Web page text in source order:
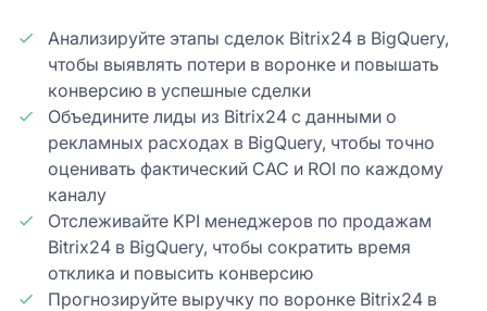
Анализируйте этапы сделок Bitrix24 в BigQuery,
чтобы выявлять потери в воронке и повышать
конверсию в успешные сделки
Объедините лиды из Bitrix24 с данными о
рекламных расходах в BigQuery, чтобы точно
оценивать фактический CAC и ROI по каждому
каналу
Отслеживайте KPI менеджеров по продажам
Bitrix24 в BigQuery, чтобы сократить время
отклика и повысить конверсию
Прогнозируйте выручку по воронке Bitrix24 в